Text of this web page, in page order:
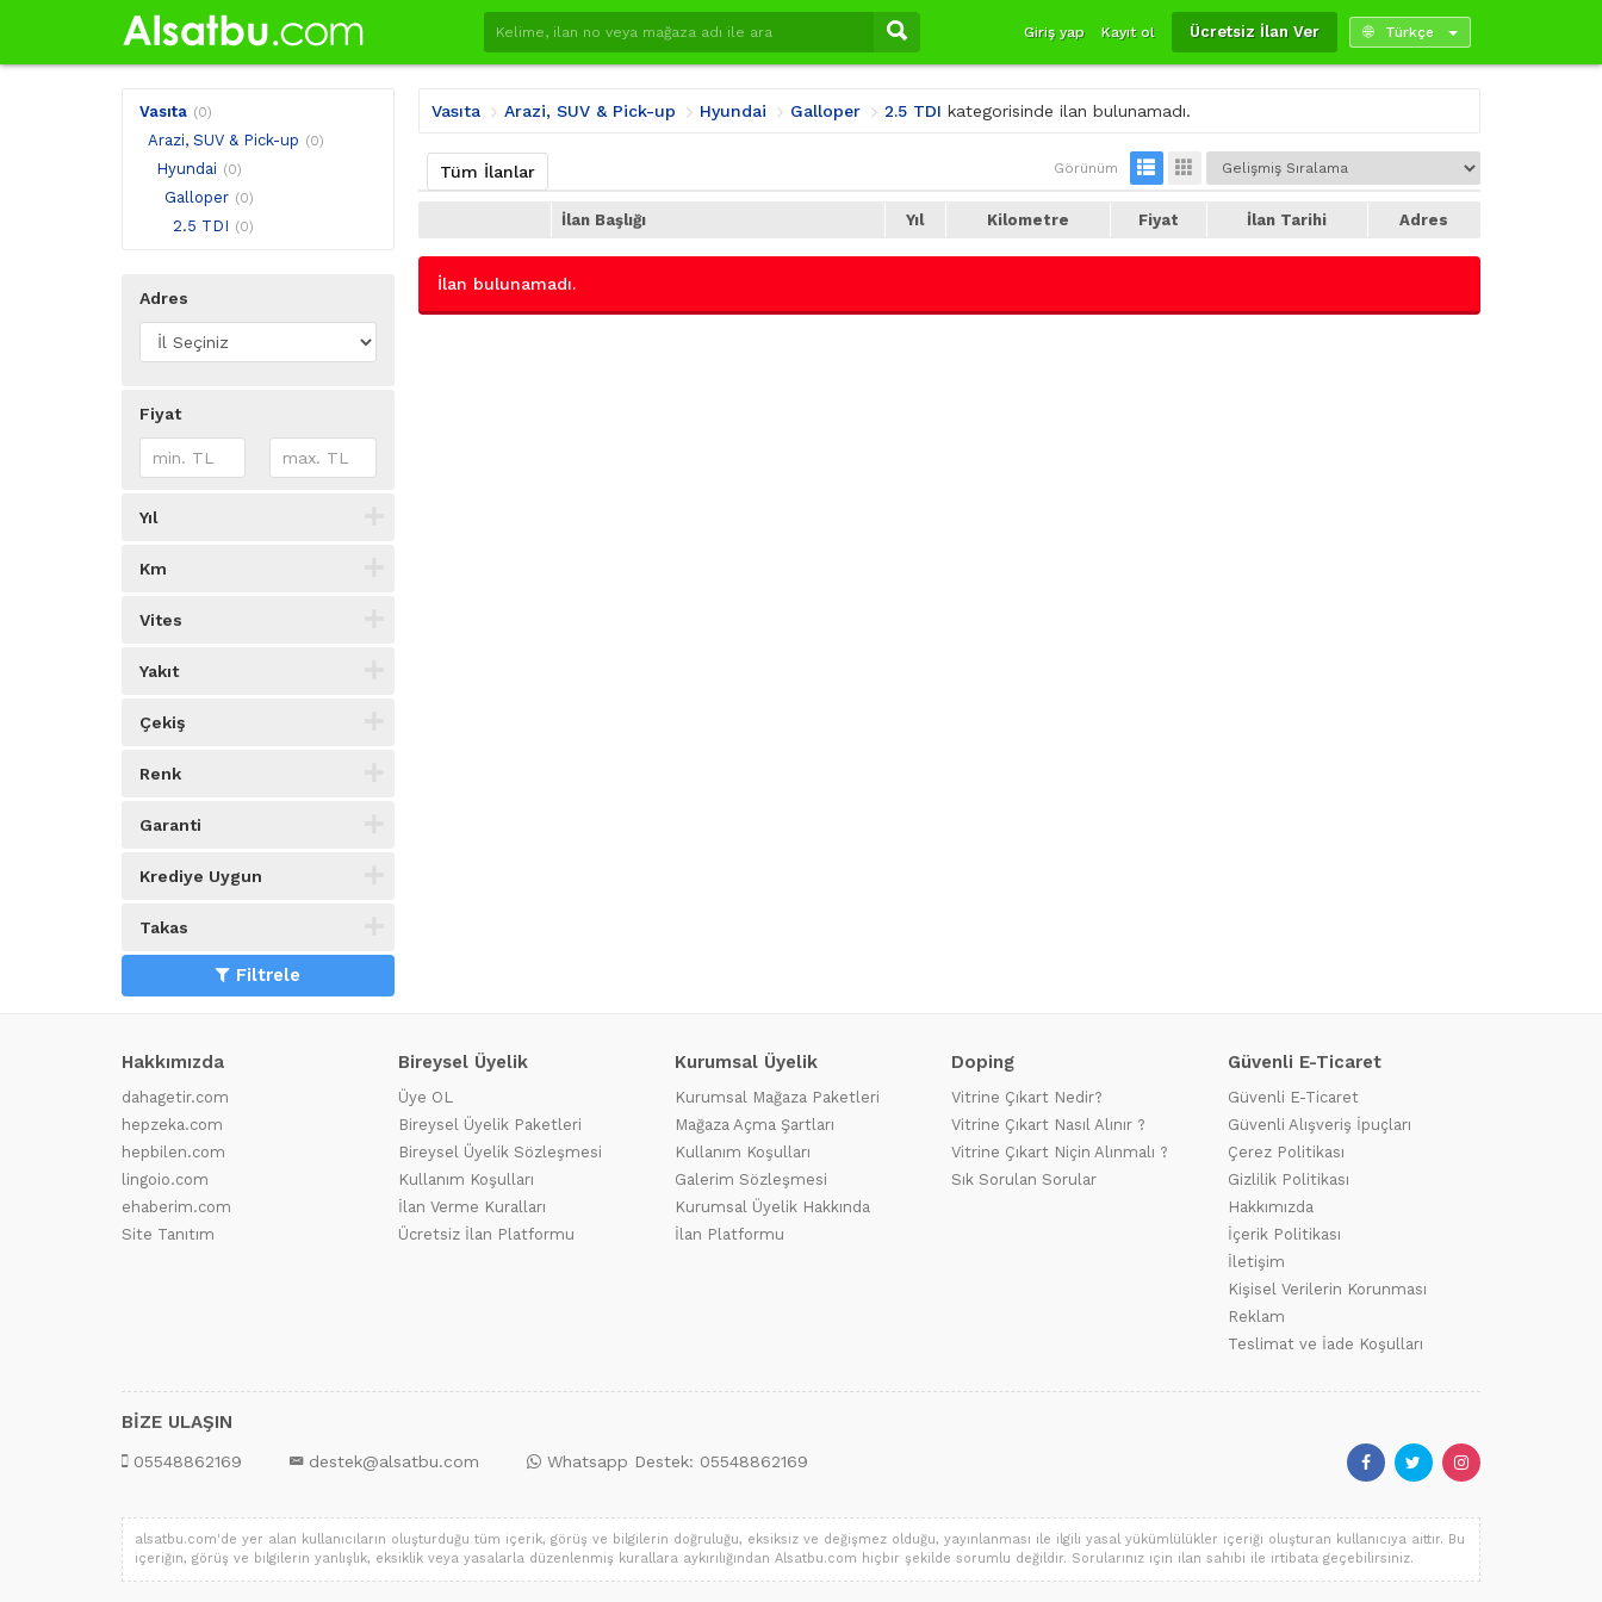
Giriş yap Kayıt ol Ücretsiz İlan Ver Türkçe
Vasıta (0)
Arazi, SUV & Pick-up (0)
Hyundai (0)
Galloper (0)
2.5 TDI (0)
Adres
Fiyat
Yıl
Km
Vites
Yakıt
Çekiş
Renk
Garanti
Krediye Uygun
Takas
Filtrele
Vasıta Arazi, SUV & Pick-up Hyundai Galloper 2.5 TDI kategorisinde ilan bulunamadı.
Tüm İlanlar Görünüm
İlan Başlığı Yıl Kilometre Fiyat İlan Tarihi Adres
İlan bulunamadı.
Hakkımızda
dahagetir.com
hepzeka.com
hepbilen.com
lingoio.com
ehaberim.com
Site Tanıtım
Bireysel Üyelik
Üye OL
Bireysel Üyelik Paketleri
Bireysel Üyelik Sözleşmesi
Kullanım Koşulları
İlan Verme Kuralları
Ücretsiz İlan Platformu
Kurumsal Üyelik
Kurumsal Mağaza Paketleri
Mağaza Açma Şartları
Kullanım Koşulları
Galerim Sözleşmesi
Kurumsal Üyelik Hakkında
İlan Platformu
Doping
Vitrine Çıkart Nedir?
Vitrine Çıkart Nasıl Alınır ?
Vitrine Çıkart Niçin Alınmalı ?
Sık Sorulan Sorular
Güvenli E-Ticaret
Güvenli E-Ticaret
Güvenli Alışveriş İpuçları
Çerez Politikası
Gizlilik Politikası
Hakkımızda
İçerik Politikası
İletişim
Kişisel Verilerin Korunması
Reklam
Teslimat ve İade Koşulları
BİZE ULAŞIN
05548862169 destek@alsatbu.com Whatsapp Destek: 05548862169
alsatbu.com'de yer alan kullanıcıların oluşturduğu tüm içerik, görüş ve bilgilerin doğruluğu, eksiksiz ve değişmez olduğu, yayınlanması ile ilgili yasal yükümlülükler içeriği oluşturan kullanıcıya aittir. Bu
içeriğin, görüş ve bilgilerin yanlışlık, eksiklik veya yasalarla düzenlenmiş kurallara aykırılığından Alsatbu.com hiçbir şekilde sorumlu değildir. Sorularınız için ilan sahibi ile irtibata geçebilirsiniz.